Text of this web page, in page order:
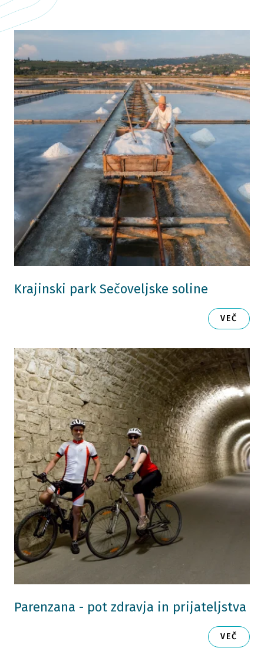
Krajinski park Sečoveljske soline
VEČ
Parenzana - pot zdravja in prijateljstva
VEČ